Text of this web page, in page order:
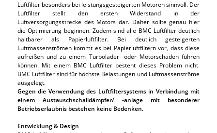
Luftfilter besonders bei leistungsgesteigerten Motoren sinnvoll. Der
Luftfilter stellt den ersten Widerstand in der
Luftversorgungsstrecke des Motors dar. Daher sollte genau hier
die Optimierung beginnen. Zudem sind alle BMC Luftfilter deutlich
haltbarer als Papierluftfilter. Bei deutlich gesteigerten
Luftmassenströmen kommt es bei Papierluftfiltern vor, dass diese
aufreißen und zu einem Turbolader- oder Motorschaden führen
können. Mit einem BMC Luftfilter besteht dieses Problem nicht.
BMC Luftfilter sind für höchste Belastungen und Luftmassenströme
ausgelegt.
Gegen die Verwendung des Luftfiltersystems in Verbindung mit
einem Austauschschalldämpfer/ -anlage mit besonderer
Betriebserlaubnis bestehen keine Bedenken.
Entwicklung & Design